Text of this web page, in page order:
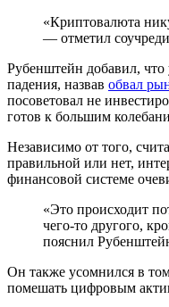
«Криптовалюта
— отметил
Рубенштейн добавил, что
падения, назвав обвал
посоветовал не
готов к большим
Независимо от того,
правильной или нет,
финансовой системе
«Это происходит
чего-то другого,
пояснил
Он также усомнился в
помешать цифровым